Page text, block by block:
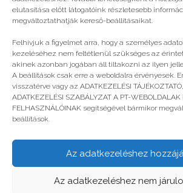
elutasítása előtt látogatóink részletesebb
megváltoztathatják kereső-beállításaikat.
Felhívjuk a figyelmet arra, hogy a személyes
kezeléséhez nem feltétlenül szükséges az
akinek azonban jogában áll tiltakozni az ilyen
A beállítások csak erre a weboldalra érvényesek.
visszatérve vagy az ADATKEZELÉSI
ADATKEZELÉSI SZABÁLYZAT A PT-WEBOLDALAK
FELHASZNÁLÓINAK segítségével bármikor
beállítások.
Az adatkezeléshez
Az adatkezeléshez nem
© legjobbtabor.hu